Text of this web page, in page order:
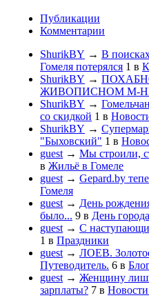
Публикации
Комментарии
ShurikBY → В
Гомеля потерялся 1 в
ShurikBY →
ЖИВОПИСНОМ М-
ShurikBY →
со скидкой 1 в
ShurikBY →
"Быховский" 1 в
guest → Мы строили,
в Жильё в Гомеле
guest → Gepard.by
Гомеля
guest → День
было... 9 в День
guest → С
1 в Праздники
guest → ЛОЕВ.
Путеводитель. 6 в
guest → Женщину
зарплаты? 7 в